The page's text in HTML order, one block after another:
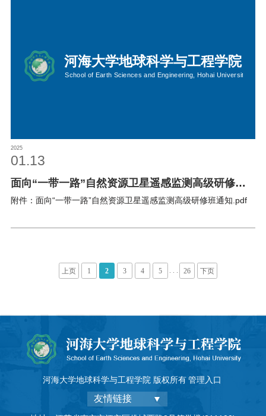
2025
01.13
面向“一带一路”自然资源卫星遥感监测高级研修班
通知
附件：面向“一带一路”自然资源卫星遥感监测高级研修班通知.pdf
上页 1 2 3 4 5 . . . 26 下页
河海大学地球科学与工程学院 版权所有管理入口
友情链接